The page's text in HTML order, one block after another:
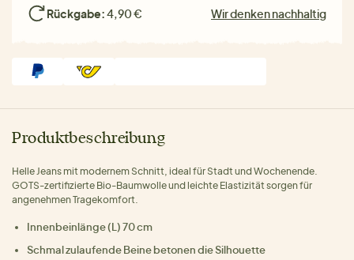
Rückgabe:4,90 € Wir denken nachhaltig
Produktbeschreibung
Helle Jeans mit modernem Schnitt, ideal für Stadt und Wochenende.
GOTS-zertifizierte Bio-Baumwolle und leichte Elastizität sorgen für
angenehmen Tragekomfort.
Innenbeinlänge (L) 70 cm
Schmal zulaufende Beine betonen die Silhouette